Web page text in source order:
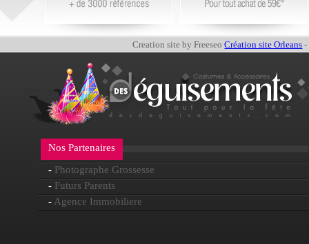
Creation site by FreeseoCréation site Orleans -
Nos Partenaires
- Photographe Grossesse
- Futurs Parents
- Agence Immobiliere